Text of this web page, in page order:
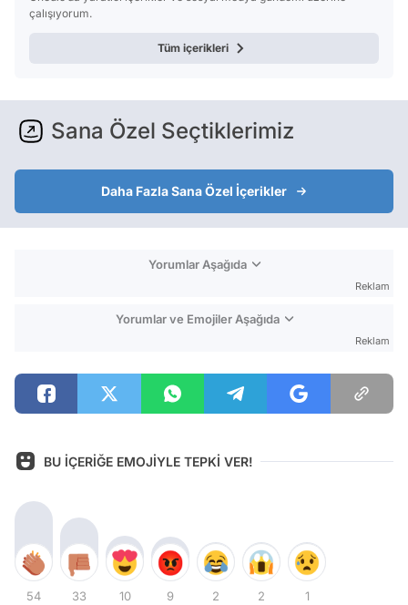
çalışıyorum.
Tüm içerikleri
Sana Özel Seçtiklerimiz
Daha Fazla Sana Özel İçerikler
Yorumlar Aşağıda
Reklam
Yorumlar ve Emojiler Aşağıda
Reklam
BU İÇERİĞE EMOJİYLE TEPKİ VER!
54 33 10 9 2 2 1